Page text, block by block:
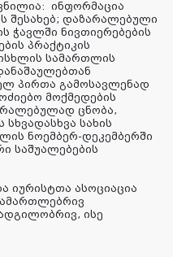
ინფორმაცია
შესახებ; დაზარალებული
ჭავლში ნივთიერებების
პრაქტიკის
სამართლის
პირთა გამოსავლენად
მოქმედების
ცნობა,
სახის
ნოემბერ-დეკემბერში
საშუალებების
იურისტთა ასოციაცია
ისე